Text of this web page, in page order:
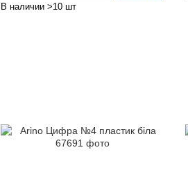
В наличии >10 шт